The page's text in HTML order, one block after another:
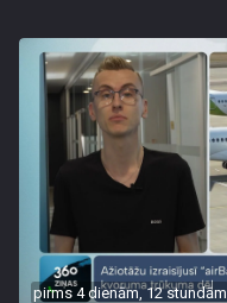
pirms 4 dienām, 12 stundām